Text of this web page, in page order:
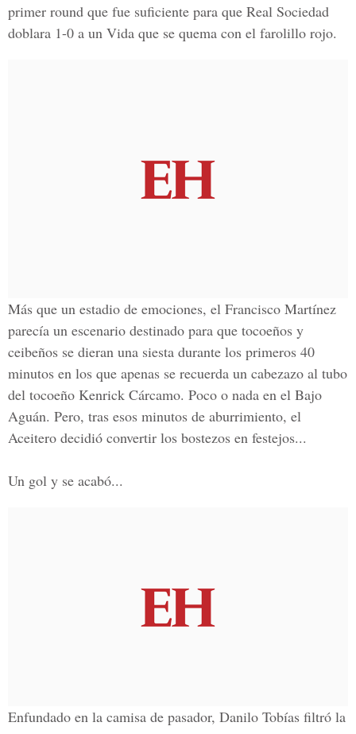
primer round que fue suficiente para que Real Sociedad
doblara 1-0 a un Vida que se quema con el farolillo rojo.
Más que un estadio de emociones, el Francisco Martínez
parecía un escenario destinado para que tocoeños y
ceibeños se dieran una siesta durante los primeros 40
minutos en los que apenas se recuerda un cabezazo al tubo
del tocoeño Kenrick Cárcamo. Poco o nada en el Bajo
Aguán. Pero, tras esos minutos de aburrimiento, el
Aceitero decidió convertir los bostezos en festejos...
Un gol y se acabó...
Enfundado en la camisa de pasador, Danilo Tobías filtró la